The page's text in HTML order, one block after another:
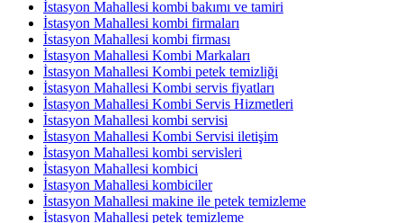
İstasyon Mahallesi kombi bakımı ve tamiri
İstasyon Mahallesi kombi firmaları
İstasyon Mahallesi kombi firması
İstasyon Mahallesi Kombi Markaları
İstasyon Mahallesi Kombi petek temizliği
İstasyon Mahallesi Kombi servis fiyatları
İstasyon Mahallesi Kombi Servis Hizmetleri
İstasyon Mahallesi kombi servisi
İstasyon Mahallesi Kombi Servisi iletişim
İstasyon Mahallesi kombi servisleri
İstasyon Mahallesi kombici
İstasyon Mahallesi kombiciler
İstasyon Mahallesi makine ile petek temizleme
İstasyon Mahallesi petek temizleme